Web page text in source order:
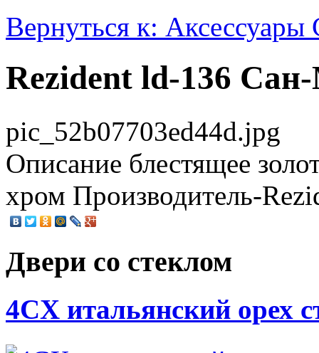
Вернуться к: Аксессуары
Rezident ld-136
pic_52b07703ed44d.jpg
Описание блестящее
хром Производитель-
Двери со стеклом
4CХ итальянский орех